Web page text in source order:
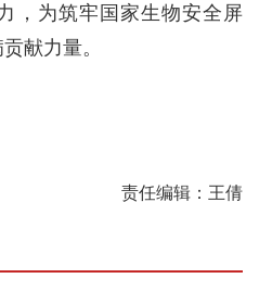
，为筑牢国家生物安全屏
献力量。
责任编辑：王倩